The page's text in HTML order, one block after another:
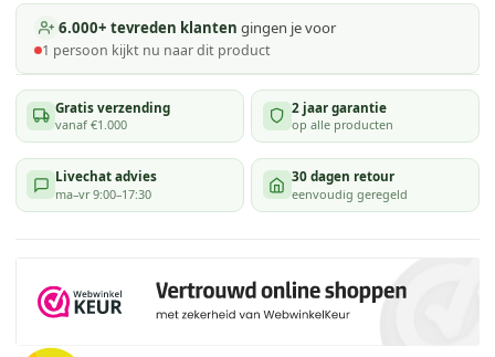
6.000+ tevreden klanten gingen je voor
1 persoon kijkt nu naar dit product
Gratis verzending
vanaf €1.000
2 jaar garantie
op alle producten
Livechat advies
ma–vr 9:00–17:30
30 dagen retour
eenvoudig geregeld